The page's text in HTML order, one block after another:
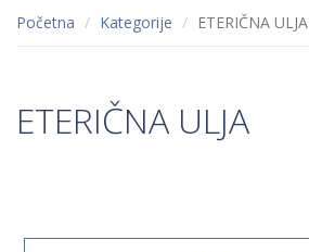
Početna Kategorije ETERIČNA ULJA
ETERIČNA ULJA